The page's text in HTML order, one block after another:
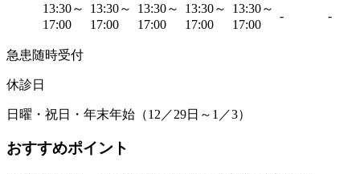
13:30～
17:00
13:30～
17:00
13:30～
17:00
13:30～
17:00
13:30～
17:00
- -
急患随時受付
休診日
日曜・祝日・年末年始（12／29日～1／3）
おすすめポイント